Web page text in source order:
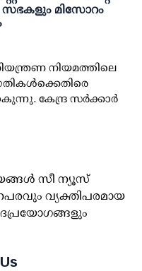
മിസോറം
നിയമത്തിലെ
കേന്ദ്ര സര്‍ക്കാര്‍
സീ ന്യൂസ്
വ്യക്തിപരമായ